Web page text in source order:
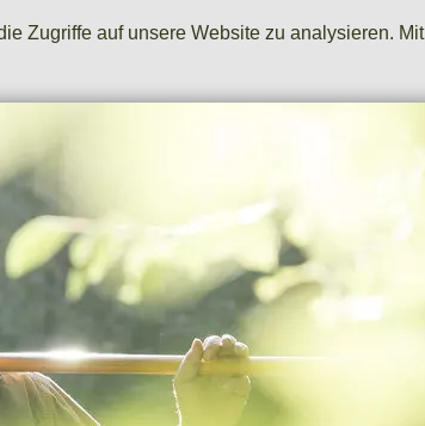
Zugriffe auf unsere Website zu analysieren.